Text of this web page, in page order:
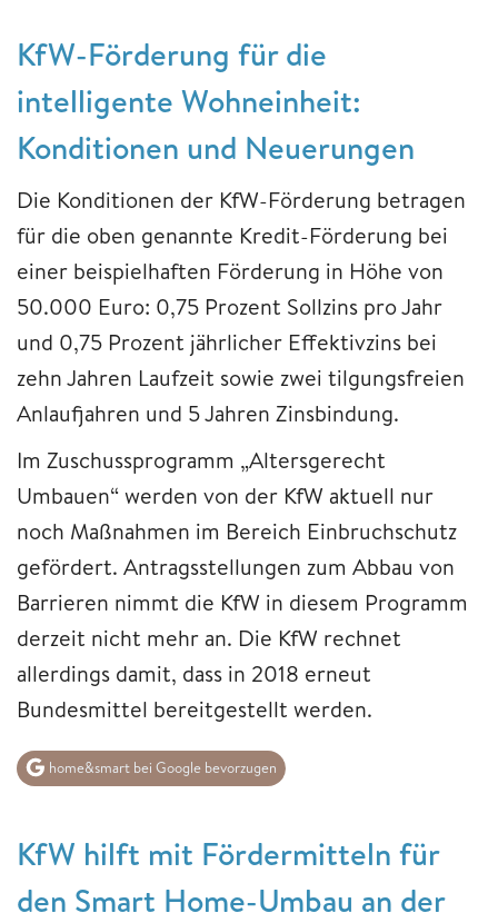
KfW-Förderung für die
intelligente Wohneinheit:
Konditionen und Neuerungen
Die Konditionen der KfW-Förderung betragen
für die oben genannte Kredit-Förderung bei
einer beispielhaften Förderung in Höhe von
50.000 Euro: 0,75 Prozent Sollzins pro Jahr
und 0,75 Prozent jährlicher Effektivzins bei
zehn Jahren Laufzeit sowie zwei tilgungsfreien
Anlaufjahren und 5 Jahren Zinsbindung.
Im Zuschussprogramm „Altersgerecht
Umbauen“ werden von der KfW aktuell nur
noch Maßnahmen im Bereich Einbruchschutz
gefördert. Antragsstellungen zum Abbau von
Barrieren nimmt die KfW in diesem Programm
derzeit nicht mehr an. Die KfW rechnet
allerdings damit, dass in 2018 erneut
Bundesmittel bereitgestellt werden.
home&smart bei Google bevorzugen
KfW hilft mit Fördermitteln für
den Smart Home-Umbau an der